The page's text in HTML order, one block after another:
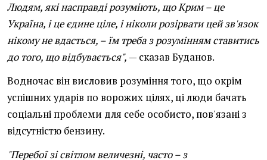
Людям, які насправді розуміють, що Крим – це
Україна, і це єдине ціле, і ніколи розірвати цей зв'язок
нікому не вдасться, – їм треба з розумінням ставитись
до того, що відбувається", — сказав Буданов.
Водночас він висловив розуміння того, що окрім
успішних ударів по ворожих цілях, ці люди бачать
соціальні проблеми для себе особисто, пов'язані з
відсутністю бензину.
"Перебої зі світлом величезні, часто – з